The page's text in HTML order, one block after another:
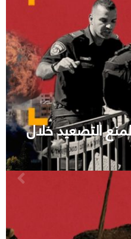
التصعيد خلال